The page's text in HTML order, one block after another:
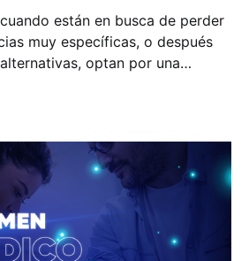
están en busca de perder
muy específicas, o después
optan por una
procedimiento, cada caso
para determinar el mejor